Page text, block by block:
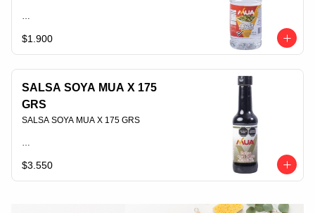
$1.900
SALSA SOYA MUA X 175
GRS
SALSA SOYA MUA X 175 GRS
$3.550